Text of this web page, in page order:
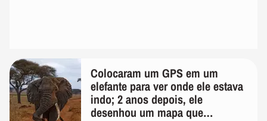
Colocaram um GPS em um
elefante para ver onde ele estava
indo; 2 anos depois, ele
desenhou um mapa que